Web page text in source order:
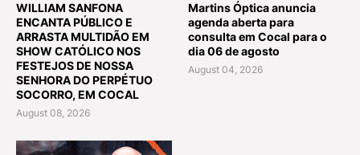
WILLIAM SANFONA
ENCANTA PÚBLICO E
ARRASTA MULTIDÃO EM
SHOW CATÓLICO NOS
FESTEJOS DE NOSSA
SENHORA DO PERPÉTUO
SOCORRO, EM COCAL
August 08, 2026
Martins Óptica anuncia
agenda aberta para
consulta em Cocal para o
dia 06 de agosto
August 04, 2026